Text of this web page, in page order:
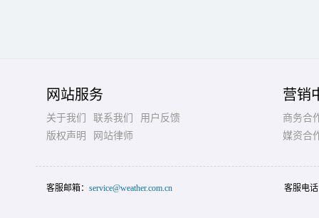
网站服务
关于我们 联系我们
用户反馈
版权声明
网站律师
营销
商务合
媒资合
客服邮箱： service@weather.com.cn 客服电